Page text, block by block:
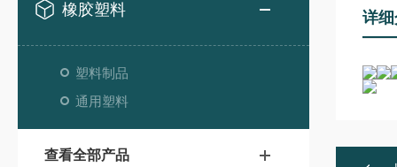
橡胶塑料
塑料制品
通用塑料
查看全部产品
详